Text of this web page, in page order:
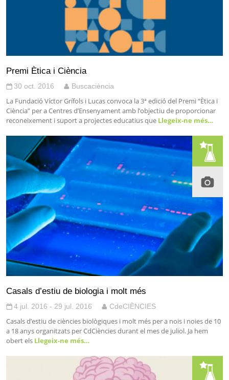
Premi Ètica i Ciència
30 oct. 2016 Buscaciència
La Fundació Víctor Grífols i Lucas convoca la 3ª edició del Premi “Ètica i
Ciència” per a Centres d’Ensenyament amb l’objectiu de proporcionar
reconeixement i suport a projectes educatius que Llegeix-ne més…
Casals d’estiu de biologia i molt més
4 jul. 2016 - 29 jul. 2016 CdeCIÈNCIES
Casals d’estiu de ciències biològiques i molt més per a nois i noies de 10
a 18 anys organitzats per CdCiències durant el mes de juliol. Ja hem
obert els Llegeix-ne més…